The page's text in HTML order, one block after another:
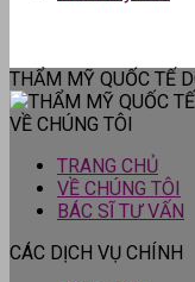
THẨM MỸ QUỐC TẾ
VỀ CHÚNG TÔI
TRANG CHỦ
VỀ CHÚNG TÔI
BÁC SĨ TƯ VẤN
CÁC DỊCH VỤ CHÍNH